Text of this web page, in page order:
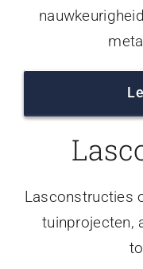
Lasconstructies
tuinprojecten,